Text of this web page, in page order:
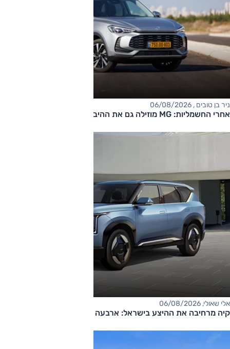
ניר בן טובים , 06/08/2026
אחרי החשמליות: MG מוזילה גם את ההיברידיות
אלי שאולי, 06/08/2026
קיה מרחיבה את ההיצע בישראל: ארבעה דגמים חדשים בדרך